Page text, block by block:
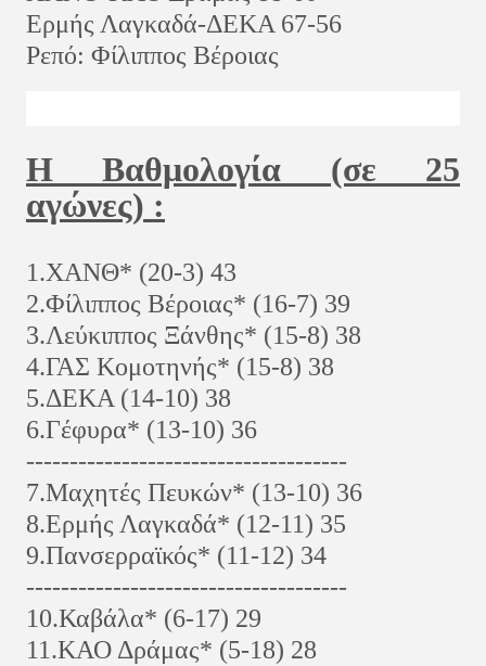
Ερμής Λαγκαδά-ΔΕΚΑ 67-56
Ρεπό: Φίλιππος Βέροιας
Η Βαθμολογία (σε 25
αγώνες) :
1.ΧΑΝΘ* (20-3) 43
2.Φίλιππος Βέροιας* (16-7) 39
3.Λεύκιππος Ξάνθης* (15-8) 38
4.ΓΑΣ Κομοτηνής* (15-8) 38
5.ΔΕΚΑ (14-10) 38
6.Γέφυρα* (13-10) 36
-------------------------------------
7.Μαχητές Πευκών* (13-10) 36
8.Ερμής Λαγκαδά* (12-11) 35
9.Πανσερραϊκός* (11-12) 34
-------------------------------------
10.Καβάλα* (6-17) 29
11.ΚΑΟ Δράμας* (5-18) 28